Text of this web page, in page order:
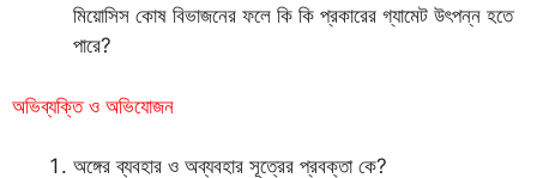
মিয়োসিস কোষ বিভাজনের ফলে কি কি প্রকারের গ্যামেট উৎপন্ন হতে
পারে?
অভিব্যক্তি ও অভিযোজন
অঙ্গের ব্যবহার ও অব্যবহার সূত্রের প্রবক্তা কে?